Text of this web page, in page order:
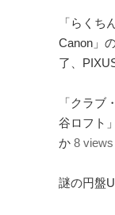
ごろなお通信
ギャラリー猫
「らくち
Canon」
了、
「クラブ
谷ロフト
か 8 views
謎の円盤